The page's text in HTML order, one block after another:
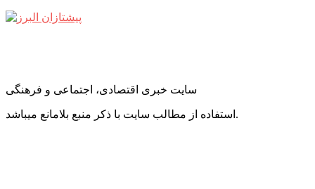
سایت خبری اقتصادی، اجتماعی و فرهنگی
استفاده از مطالب سایت با ذکر منبع بلامانع میباشد.